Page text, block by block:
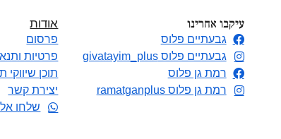
עיקבו אחרינו
גבעתיים פלוס
גבעתיים פלוס givatayim_plus
רמת גן פלוס
רמת גן פלוס ramatganplus
אודות
פרסום
פרטיות
תוכן שיווקי
יצירת קשר
שלחו